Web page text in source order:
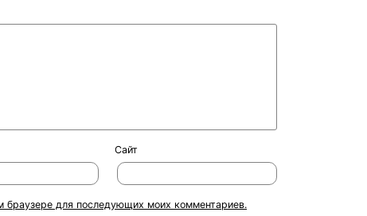
Сайт
браузере для последующих моих комментариев.